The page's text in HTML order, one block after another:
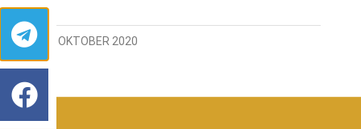
30. OKTOBER 2020